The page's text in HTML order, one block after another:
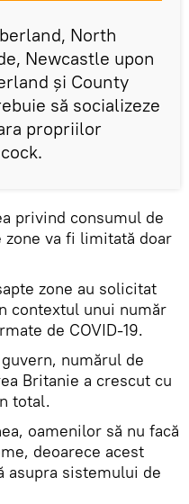
North
Newcastle upon
și County
să socializeze
propriilor
privind consumul de
va fi limitată doar
zone au solicitat
contextul unui număr
de COVID-19.
numărul de
Britanie a crescut cu
total.
oamenilor să nu facă
deoarece acest
asupra sistemului de